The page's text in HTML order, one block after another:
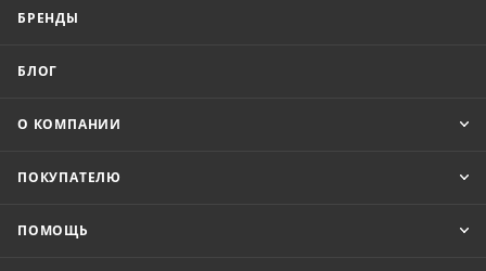
БРЕНДЫ
БЛОГ
О КОМПАНИИ
ПОКУПАТЕЛЮ
ПОМОЩЬ